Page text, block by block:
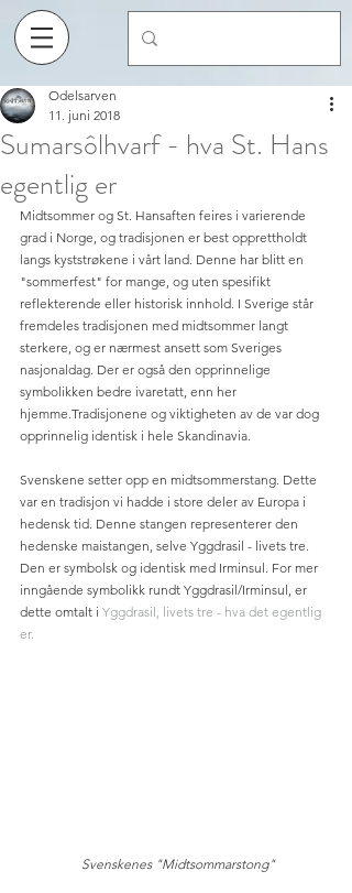
Sumarsôlhvarf - hva St. Hans
egentlig er
Odelsarven
11. juni 2018
Midtsommer og St. Hansaften feires i varierende
grad i Norge, og tradisjonen er best opprettholdt
langs kyststrøkene i vårt land. Denne har blitt en
"sommerfest" for mange, og uten spesifikt
reflekterende eller historisk innhold. I Sverige står
fremdeles tradisjonen med midtsommer langt
sterkere, og er nærmest ansett som Sveriges
nasjonaldag. Der er også den opprinnelige
symbolikken bedre ivaretatt, enn her
hjemme.Tradisjonene og viktigheten av de var dog
opprinnelig identisk i hele Skandinavia.
Svenskene setter opp en midtsommerstang. Dette
var en tradisjon vi hadde i store deler av Europa i
hedensk tid. Denne stangen representerer den
hedenske maistangen, selve Yggdrasil - livets tre.
Den er symbolsk og identisk med Irminsul. For mer
inngående symbolikk rundt Yggdrasil/Irminsul, er
dette omtalt i Yggdrasil, livets tre - hva det egentlig
er.
Svenskenes "Midtsommarstong"